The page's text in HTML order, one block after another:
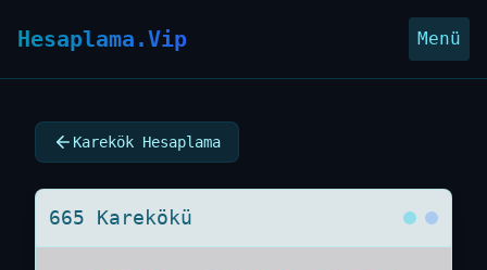
Hesaplama.Vip Menü
Karekök Hesaplama
665 Karekökü